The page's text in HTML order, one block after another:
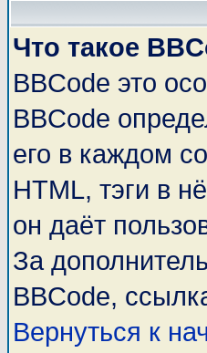
Что такое
BBCode это
BBCode
его в каждом
HTML, тэги в
он даёт
За
BBCode,
Вернуться к